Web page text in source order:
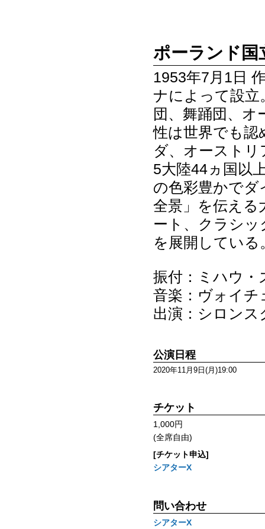
ポーランド国
1953年7月1日
ナによって設立
団、舞踊団、
性は世界でも認
ダ、オースト
5大陸44ヵ国以
の色彩豊かで
全景」を伝える
ート、クラシッ
を展開している
振付：ミハウ・
音楽：ヴォイチ
出演：シロンス
公演日程
2020年11月9日(月)19:00
チケット
1,000円
(全席自由)
[チケット申込]
シアターΧ
問い合わせ
シアターΧ